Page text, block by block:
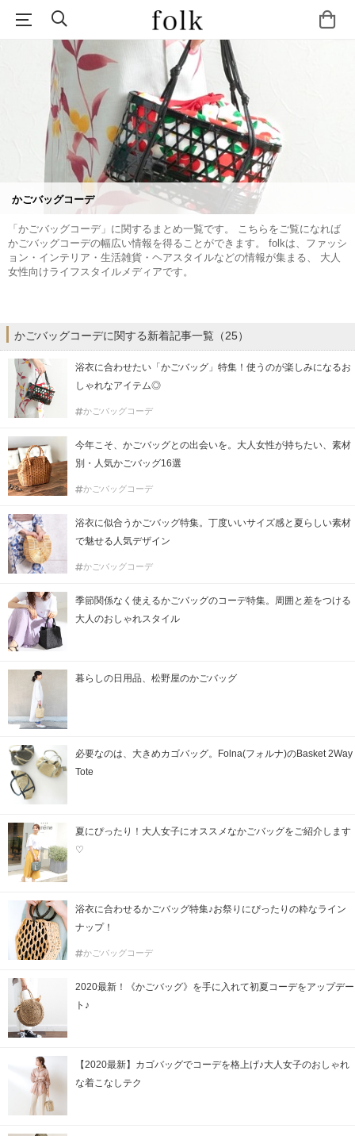
かごバッグコーデ
「かごバッグコーデ」に関するまとめ一覧です。 こちらをご覧になれば
かごバッグコーデの幅広い情報を得ることができます。 folkは、ファッシ
ョン・インテリア・生活雑貨・ヘアスタイルなどの情報が集まる、 大人
女性向けライフスタイルメディアです。
かごバッグコーデに関する新着記事一覧（25）
浴衣に合わせたい「かごバッグ」特集！使うのが楽しみになるお
しゃれなアイテム◎
かごバッグコーデ
今年こそ、かごバッグとの出会いを。大人女性が持ちたい、素材
別・人気かごバッグ16選
かごバッグコーデ
浴衣に似合うかごバッグ特集。丁度いいサイズ感と夏らしい素材
で魅せる人気デザイン
かごバッグコーデ
季節関係なく使えるかごバッグのコーデ特集。周囲と差をつける
大人のおしゃれスタイル
暮らしの日用品、松野屋のかごバッグ
必要なのは、大きめカゴバッグ。Folna(フォルナ)のBasket 2Way
Tote
夏にぴったり！大人女子にオススメなかごバッグをご紹介します
♡
浴衣に合わせるかごバッグ特集♪お祭りにぴったりの粋なライン
ナップ！
かごバッグコーデ
2020最新！《かごバッグ》を手に入れて初夏コーデをアップデー
ト♪
【2020最新】カゴバッグでコーデを格上げ♪大人女子のおしゃれ
な着こなしテク